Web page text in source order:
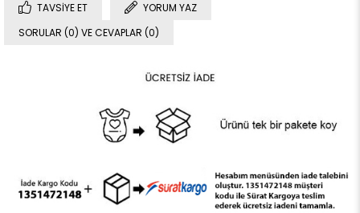
TAVSIYE ET
YORUM YAZ
SORULAR (0) VE CEVAPLAR (0)